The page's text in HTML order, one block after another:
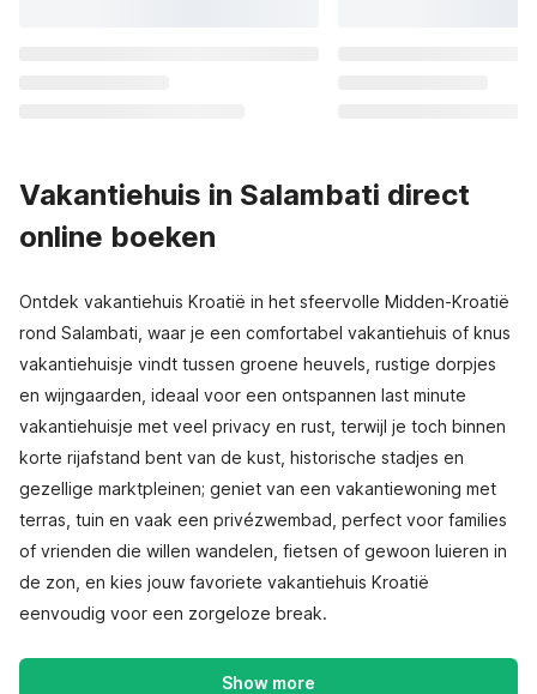
Vakantiehuis in Salambati direct
online boeken
Ontdek vakantiehuis Kroatië in het sfeervolle Midden-Kroatië
rond Salambati, waar je een comfortabel vakantiehuis of knus
vakantiehuisje vindt tussen groene heuvels, rustige dorpjes
en wijngaarden, ideaal voor een ontspannen last minute
vakantiehuisje met veel privacy en rust, terwijl je toch binnen
korte rijafstand bent van de kust, historische stadjes en
gezellige marktpleinen; geniet van een vakantiewoning met
terras, tuin en vaak een privézwembad, perfect voor families
of vrienden die willen wandelen, fietsen of gewoon luieren in
de zon, en kies jouw favoriete vakantiehuis Kroatië
eenvoudig voor een zorgeloze break.
Show more